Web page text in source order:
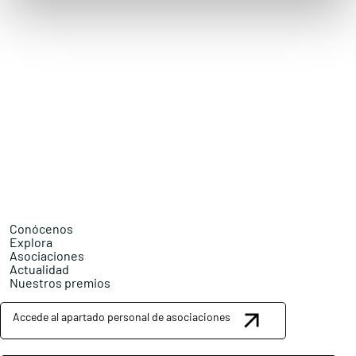
Conócenos
Explora
Asociaciones
Actualidad
Nuestros premios
Accede al apartado personal de asociaciones